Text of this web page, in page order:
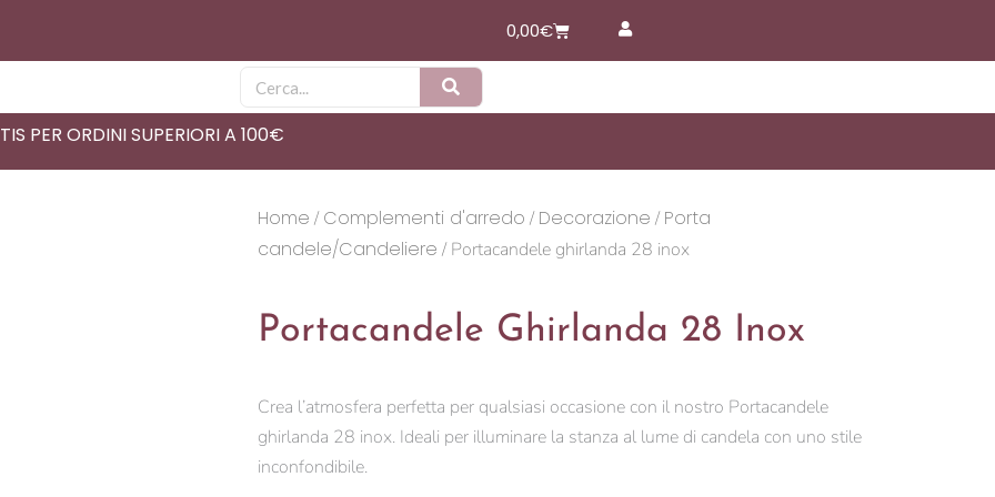
0,00€Carrello
Cerca
PER ORDINI SUPERIORI A 100€
Home /Complementi d'arredo /Decorazione /Porta
candele/Candeliere / Portacandele ghirlanda 28 inox
Portacandele Ghirlanda 28 Inox
Crea l’atmosfera perfetta per qualsiasi occasione con il nostro Portacandele
ghirlanda 28 inox. Ideali per illuminare la stanza al lume di candela con uno stile
inconfondibile.